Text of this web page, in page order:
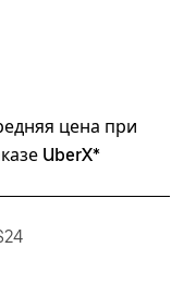
цена при
UberX*